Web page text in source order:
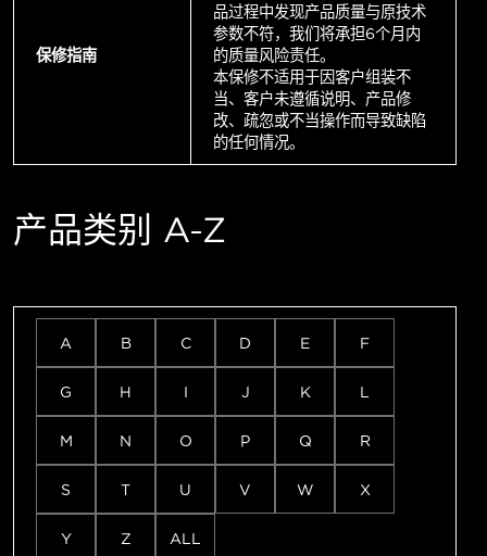
保修指南
品过程中发现产品质量与原技术
参数不符，我们将承担6个月内
的质量风险责任。
本保修不适用于因客户组装不
当、客户未遵循说明、产品修
改、疏忽或不当操作而导致缺陷
的任何情况。
产品类别 A-Z
A B C D E F
G H I J K L
M N O P Q R
S T U V W X
Y Z ALL